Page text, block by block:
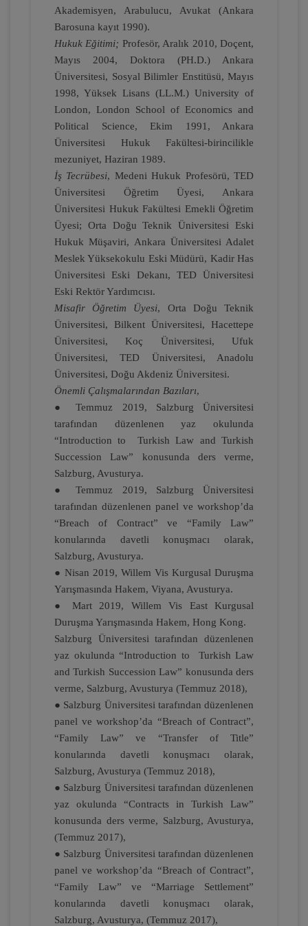
Miras Hukuku - 2 - IV. Medeni Hukuk
Kongresi - X. Oturum
360 TL
Tüketici Hukuku Enstitüsü
Fütürist Hukuk - IV. Medeni Hukuk
Kongresi - XI. Oturum
360 TL Sepete Ekle
Tüketici Hukuku Enstitüsü
Miras Hukuku - 1 - IV. Medeni Hukuk
Kongresi - IX. Oturum
360 TL Sepete Ekle
Tüketici Hukuku Enstitüsü
IV. Medeni Hukuk Kongresi - Tüm
Oturumlar (11 Oturum)
2160
TL
Sepete Ekle
Akademisyen, Arabulucu, Avukat (Ankara
Barosuna kayıt 1990).
Hukuk Eğitimi; Profesör, Aralık 2010, Doçent,
Mayıs 2004, Doktora (PH.D.) Ankara
Üniversitesi, Sosyal Bilimler Enstitüsü, Mayıs
1998, Yüksek Lisans (LL.M.) University of
London, London School of Economics and
Political Science, Ekim 1991, Ankara
Üniversitesi Hukuk Fakültesi-birincilikle
mezuniyet, Haziran 1989.
İş Tecrübesi, Medeni Hukuk Profesörü, TED
Üniversitesi Öğretim Üyesi, Ankara
Üniversitesi Hukuk Fakültesi Emekli Öğretim
Üyesi; Orta Doğu Teknik Üniversitesi Eski
Hukuk Müşaviri, Ankara Üniversitesi Adalet
Meslek Yüksekokulu Eski Müdürü, Kadir Has
Üniversitesi Eski Dekanı, TED Üniversitesi
Eski Rektör Yardımcısı.
Misafir Öğretim Üyesi, Orta Doğu Teknik
Üniversitesi, Bilkent Üniversitesi, Hacettepe
Üniversitesi, Koç Üniversitesi, Ufuk
Üniversitesi, TED Üniversitesi, Anadolu
Üniversitesi, Doğu Akdeniz Üniversitesi.
Önemli Çalışmalarından Bazıları,
● Temmuz 2019, Salzburg Üniversitesi
tarafından düzenlenen yaz okulunda
“Introduction to Turkish Law and Turkish
Succession Law” konusunda ders verme,
Salzburg, Avusturya.
● Temmuz 2019, Salzburg Üniversitesi
tarafından düzenlenen panel ve workshop’da
“Breach of Contract” ve “Family Law”
konularında davetli konuşmacı olarak,
Salzburg, Avusturya.
● Nisan 2019, Willem Vis Kurgusal Duruşma
Yarışmasında Hakem, Viyana, Avusturya.
● Mart 2019, Willem Vis East Kurgusal
Duruşma Yarışmasında Hakem, Hong Kong.
Salzburg Üniversitesi tarafından düzenlenen
yaz okulunda “Introduction to Turkish Law
and Turkish Succession Law” konusunda ders
verme, Salzburg, Avusturya (Temmuz 2018),
● Salzburg Üniversitesi tarafından düzenlenen
panel ve workshop’da “Breach of Contract”,
“Family Law” ve “Transfer of Title”
konularında davetli konuşmacı olarak,
Salzburg, Avusturya (Temmuz 2018),
● Salzburg Üniversitesi tarafından düzenlenen
yaz okulunda “Contracts in Turkish Law”
konusunda ders verme, Salzburg, Avusturya,
(Temmuz 2017),
● Salzburg Üniversitesi tarafından düzenlenen
panel ve workshop’da “Breach of Contract”,
“Family Law” ve “Marriage Settlement”
konularında davetli konuşmacı olarak,
Salzburg, Avusturya, (Temmuz 2017),